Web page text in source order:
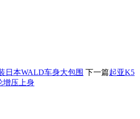
日本WALD车身大包围 下一篇起亚K5
增压上身